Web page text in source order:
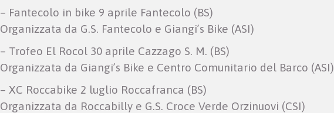
– Fantecolo in bike 9 aprile Fantecolo (BS)
Organizzata da G.S. Fantecolo e Giangi’s Bike (ASI)
– Trofeo El Rocol 30 aprile Cazzago S. M. (BS)
Organizzata da Giangi’s Bike e Centro Comunitario del Barco (ASI)
– XC Roccabike 2 luglio Roccafranca (BS)
Organizzata da Roccabilly e G.S. Croce Verde Orzinuovi (CSI)